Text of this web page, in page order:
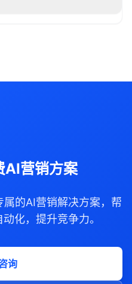
AI营销方案
的AI营销解决方案，帮
化，提升竞争力。
询